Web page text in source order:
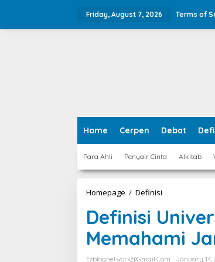
Friday, August 7, 2026 Terms of
Home Cerpen Debat
Para Ahli Penyair Cinta Alkitab
Homepage / Definisi
Menurut
Para
Ahli
Memahami
Jantung
Definisi
Memahami
Ezblognetwork@gmail.com
January 14,